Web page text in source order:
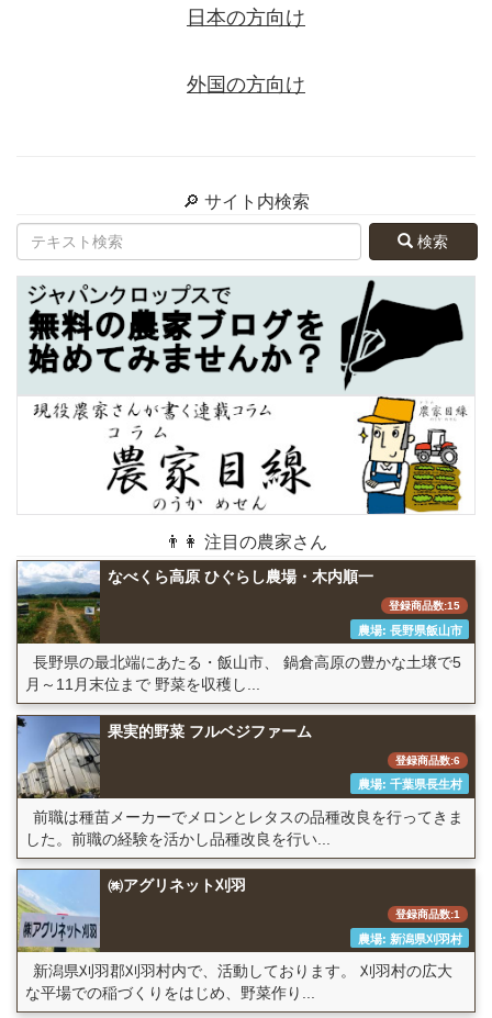
日本の方向け
外国の方向け
🔎 サイト内検索
検索
👨👩 注目の農家さん
なべくら高原 ひぐらし農場・木内順一
登録商品数:15
農場: 長野県飯山市
長野県の最北端にあたる・飯山市、 鍋倉高原の豊かな土壌で5
月～11月末位まで 野菜を収穫し...
果実的野菜 フルベジファーム
登録商品数:6
農場: 千葉県長生村
前職は種苗メーカーでメロンとレタスの品種改良を行ってきま
した。前職の経験を活かし品種改良を行い...
㈱アグリネット刈羽
登録商品数:1
農場: 新潟県刈羽村
新潟県刈羽郡刈羽村内で、活動しております。 刈羽村の広大
な平場での稲づくりをはじめ、野菜作り...